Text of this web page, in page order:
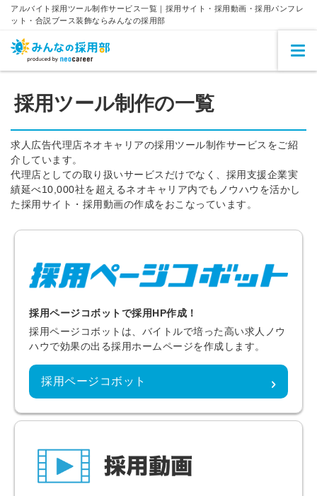
アルバイト採用ツール制作サービス一覧｜採用サイト・採用動画・採用パンフレ
ット・合説ブース装飾ならみんなの採用部
採用ツール制作の一覧
求人広告代理店ネオキャリアの採用ツール制作サービスをご紹
介しています。
代理店としての取り扱いサービスだけでなく、採用支援企業実
績延べ10,000社を超えるネオキャリア内でもノウハウを活かし
た採用サイト・採用動画の作成をおこなっています。
採用ページコボットで採用HP作成！
採用ページコボットは、バイトルで培った高い求人ノウ
ハウで効果の出る採用ホームページを作成します。
採用ページコボット